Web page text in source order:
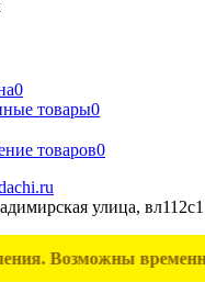
0
товары0
товаров0
улица, вл112с1
временные